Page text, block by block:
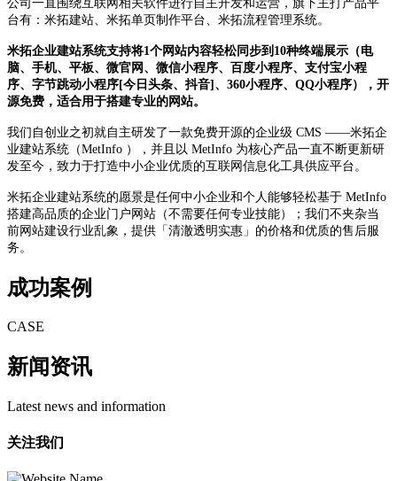
公司一直围绕互联网相关软件进行自主开发和运营，旗下主打产品平
台有：米拓建站、米拓单页制作平台、米拓流程管理系统。
米拓企业建站系统支持将1个网站内容轻松同步到10种终端展示（电
脑、手机、平板、微官网、微信小程序、百度小程序、支付宝小程
序、字节跳动小程序[今日头条、抖音]、360小程序、QQ小程序），开
源免费，适合用于搭建专业的网站。
我们自创业之初就自主研发了一款免费开源的企业级 CMS ——米拓企
业建站系统（MetInfo ），并且以 MetInfo 为核心产品一直不断更新研
发至今，致力于打造中小企业优质的互联网信息化工具供应平台。
米拓企业建站系统的愿景是任何中小企业和个人能够轻松基于 MetInfo
搭建高品质的企业门户网站（不需要任何专业技能）；我们不夹杂当
前网站建设行业乱象，提供「清澈透明实惠」的价格和优质的售后服
务。
成功案例
CASE
新闻资讯
Latest news and information
关注我们